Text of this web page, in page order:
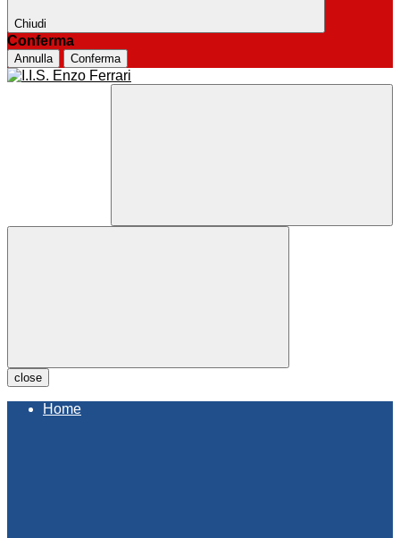
Chiudi
Conferma
Annulla Conferma
close
Home